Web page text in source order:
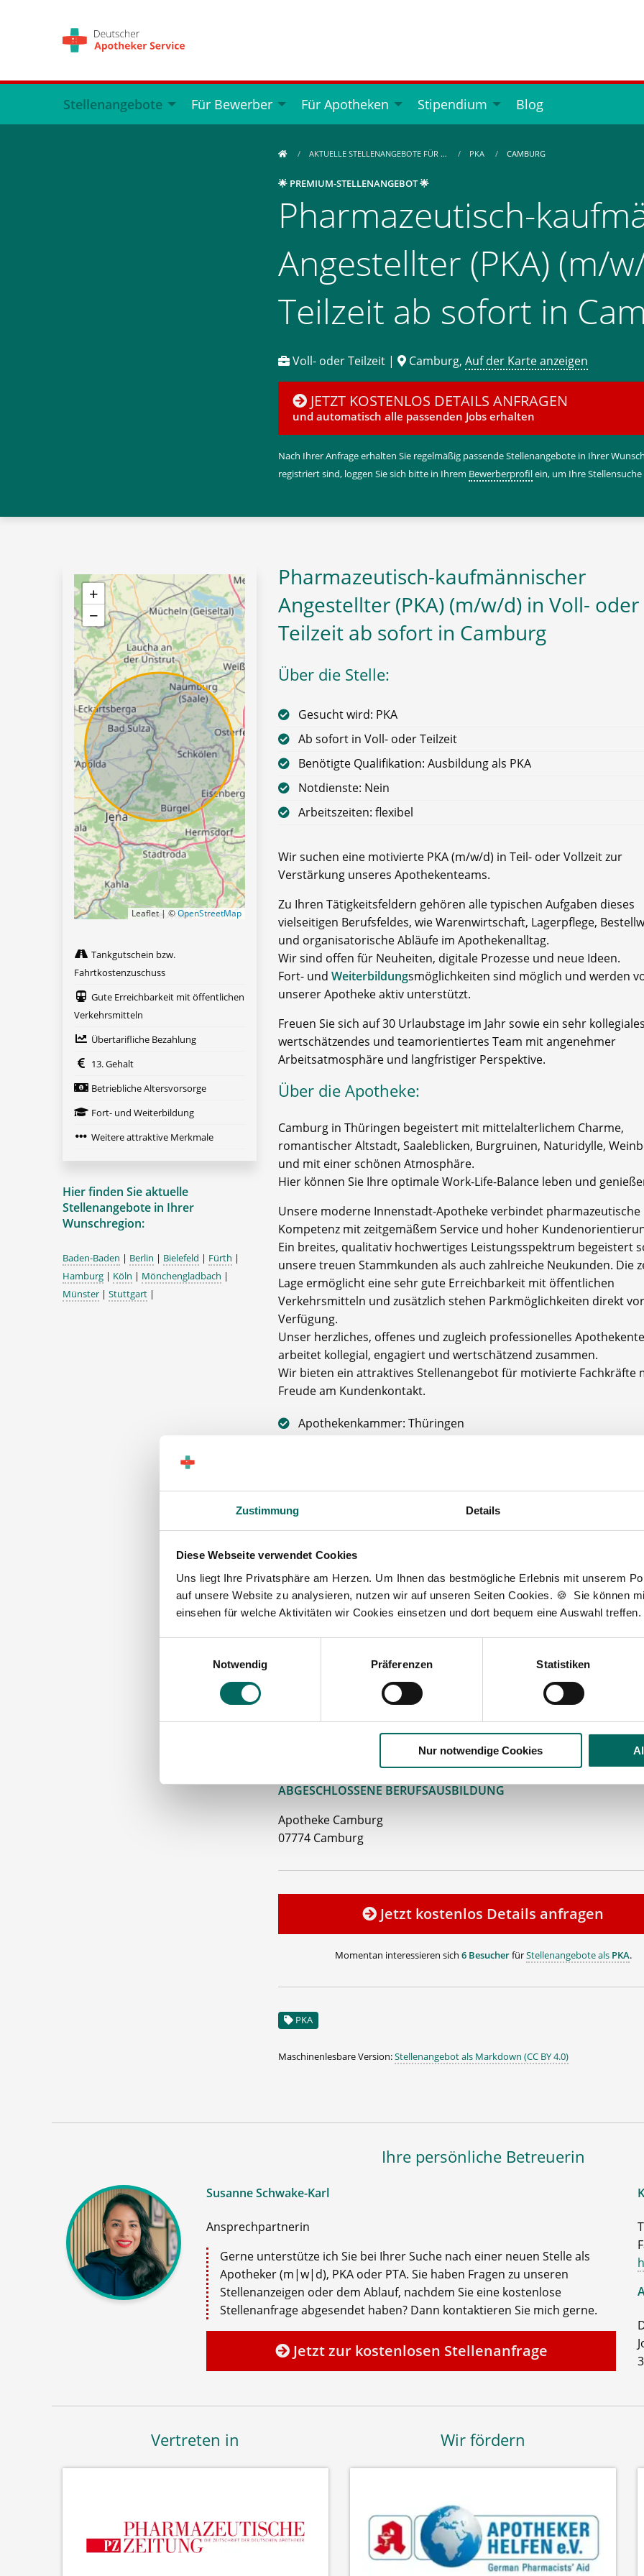
Zustimmung Details
Diese Webseite verwendet Cookies
Uns liegt Ihre Privatsphäre am Herzen. Um Ihnen das bestmögliche Erlebnis mit unserem
auf unsere Website zu analysieren, nutzen wir auf unseren Seiten Cookies. 🍪 Sie können
einsehen für welche Aktivitäten wir Cookies einsetzen und dort bequem eine Auswahl treffen.
Notwendig
Präferenzen Statistiken
Nur notwendige Cookies
Stellenangebote Für Bewerber Für Apotheken Stipendium Blog
AKTUELLE STELLENANGEBOTE FÜR … PKA CAMBURG
🌟 PREMIUM-STELLENANGEBOT 🌟
Pharmazeutisch-
Angestellter (PKA) (m/
Teilzeit ab sofort in
Voll- oder Teilzeit | Camburg, Auf der Karte anzeigen
JETZT KOSTENLOS DETAILS ANFRAGEN
und automatisch alle passenden Jobs erhalten
Nach Ihrer Anfrage erhalten Sie regelmäßig passende Stellenangebote in Ihrer
registriert sind, loggen Sie sich bitte in Ihrem Bewerberprofilein, um Ihre
Pharmazeutisch-kaufmännischer
Angestellter (PKA) (m/w/d) in Voll- oder
Teilzeit ab sofort in Camburg
Über die Stelle:
Gesucht wird: PKA
Ab sofort in Voll- oder Teilzeit
Benötigte Qualifikation: Ausbildung als PKA
Notdienste: Nein
Arbeitszeiten: flexibel
Wir suchen eine motivierte PKA (m/w/d) in Teil- oder Vollzeit zur
Verstärkung unseres Apothekenteams.
Zu Ihren Tätigkeitsfeldern gehören alle typischen Aufgaben dieses
vielseitigen Berufsfeldes, wie Warenwirtschaft, Lagerpflege,
und organisatorische Abläufe im Apothekenalltag.
Wir sind offen für Neuheiten, digitale Prozesse und neue Ideen.
Fort- und Weiterbildungsmöglichkeiten sind möglich und werden
unserer Apotheke aktiv unterstützt.
Freuen Sie sich auf 30 Urlaubstage im Jahr sowie ein sehr
wertschätzendes und teamorientiertes Team mit angenehmer
Arbeitsatmosphäre und langfristiger Perspektive.
Über die Apotheke:
Camburg in Thüringen begeistert mit mittelalterlichem Charme,
romantischer Altstadt, Saaleblicken, Burgruinen, Naturidylle,
und mit einer schönen Atmosphäre.
Hier können Sie Ihre optimale Work-Life-Balance leben und
Unsere moderne Innenstadt-Apotheke verbindet pharmazeutische
Kompetenz mit zeitgemäßem Service und hoher
Ein breites, qualitativ hochwertiges Leistungsspektrum begeistert
unsere treuen Stammkunden als auch zahlreiche Neukunden. Die
Lage ermöglicht eine sehr gute Erreichbarkeit mit öffentlichen
Verkehrsmitteln und zusätzlich stehen Parkmöglichkeiten direkt
Verfügung.
Unser herzliches, offenes und zugleich professionelles
arbeitet kollegial, engagiert und wertschätzend zusammen.
Wir bieten ein attraktives Stellenangebot für motivierte Fachkräfte
Freude am Kundenkontakt.
Apothekenkammer: Thüringen
Die Apotheke bietet Ihnen:
Förderung von Fortbildungen: sind möglich und werden durch
Apotheke unterstützt
Übertarifliche Bezahlung
13. Gehalt
Bitte sehen Sie von Bewerbungen per Post oder E-Mail ab.
VORAUSSETZUNG FÜR EINE BEWERBUNG BEI UNSEREN KUNDEN
ABGESCHLOSSENE BERUFSAUSBILDUNG
Apotheke Camburg
07774 Camburg
Jetzt kostenlos Details anfragen
Momentan interessieren sich 6 BesucherfürStellenangebote als PKA.
PKA
Maschinenlesbare Version:Stellenangebot als Markdown (CC BY 4.0)
+
−
Leaflet | ©OpenStreetMap
Tankgutschein bzw.
Fahrtkostenzuschuss
Gute Erreichbarkeit mit öffentlichen
Verkehrsmitteln
Übertarifliche Bezahlung
13. Gehalt
Betriebliche Altersvorsorge
Fort- und Weiterbildung
Weitere attraktive Merkmale
Hier finden Sie aktuelle
Stellenangebote in Ihrer
Wunschregion:
Baden-Baden | Berlin | Bielefeld | Fürth |
Hamburg | Köln | Mönchengladbach |
Münster | Stuttgart |
Ihre persönliche Betreuerin
Susanne Schwake-Karl
Ansprechpartnerin
Gerne unterstütze ich Sie bei Ihrer Suche nach einer neuen Stelle als
Apotheker (m|w|d), PKA oder PTA. Sie haben Fragen zu unseren
Stellenanzeigen oder dem Ablauf, nachdem Sie eine kostenlose
Stellenanfrage abgesendet haben? Dann kontaktieren Sie mich gerne.
Jetzt zur kostenlosen Stellenanfrage
Vertreten in Wir fördern